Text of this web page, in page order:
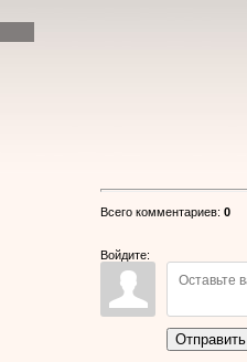
Всего комментариев: 0
Войдите:
Отправить